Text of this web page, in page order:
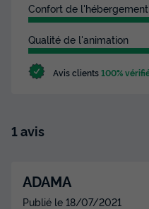
Confort de l'hébergement
Qualité de l'animation
Avis clients100%
1 avis
ADAMA
Publié le 18/07/2021